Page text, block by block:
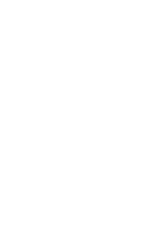
网络预约就诊优惠、全程vip